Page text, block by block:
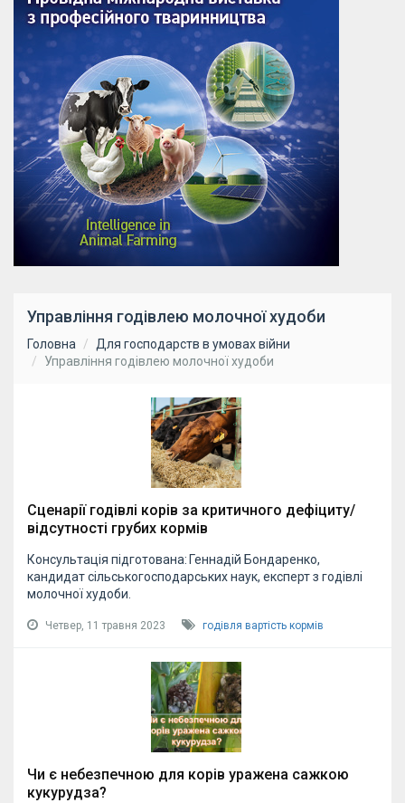
Управління годівлею молочної худоби
Головна
Для господарств в умовах війни
Управління годівлею молочної худоби
Сценарії годівлі корів за критичного дефіциту/
відсутності грубих кормів
Консультація підготована: Геннадій Бондаренко,
кандидат сільськогосподарських наук, експерт з годівлі
молочної худоби.
Четвер, 11 травня 2023 годівля вартість кормів
Чи є небезпечною для корів уражена сажкою
кукурудза?